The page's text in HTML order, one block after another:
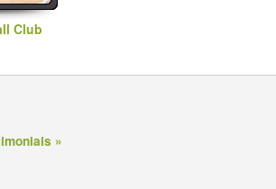
Club
»